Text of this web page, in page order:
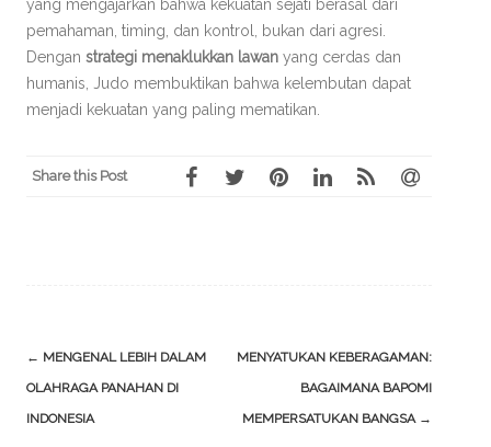
yang mengajarkan bahwa kekuatan sejati berasal dari
pemahaman, timing, dan kontrol, bukan dari agresi.
Dengan strategi menaklukkan lawan yang cerdas dan
humanis, Judo membuktikan bahwa kelembutan dapat
menjadi kekuatan yang paling mematikan.
Share this Post
Post
navigation
← MENGENAL LEBIH DALAM
OLAHRAGA PANAHAN DI
INDONESIA
MENYATUKAN KEBERAGAMAN:
BAGAIMANA BAPOMI
MEMPERSATUKAN BANGSA →